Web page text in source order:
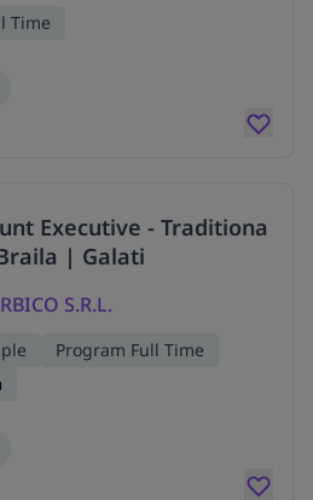
Time
Executive - Traditiona
| Galati
S.R.L.
Program Full Time